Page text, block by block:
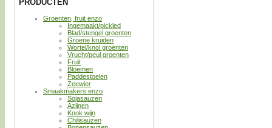
PRODUCTEN
Groenten, fruit enzo
Ingemaakt/pickled
Blad/stengel groenten
Groene kruiden
Wortel/knol groenten
Vrucht/peul groenten
Fruit
Bloemen
Paddestoelen
Zeewier
Smaakmakers enzo
Sojasauzen
Azijnen
Kook wijn
Chilisauzen